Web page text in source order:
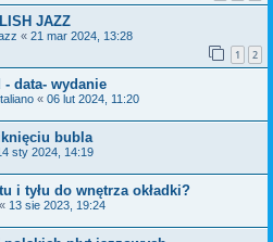
JAZZ
« 21 mar 2024, 13:28
1 2
- data- wydanie
« 06 lut 2024, 11:20
bubla
sty 2024, 14:19
i tyłu do wnętrza okładki?
« 13 sie 2023, 19:24